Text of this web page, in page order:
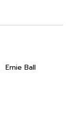
Ernie Ball